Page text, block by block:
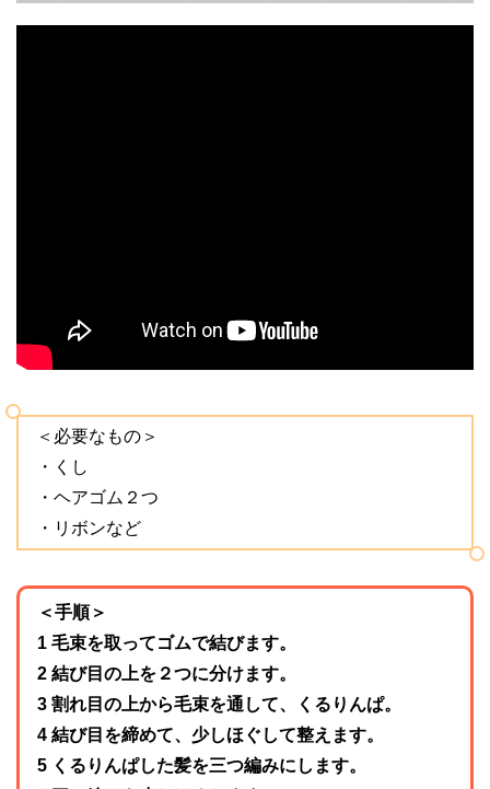
＜必要なもの＞
・くし
・ヘアゴム２つ
・リボンなど
＜手順＞
1 毛束を取ってゴムで結びます。
2 結び目の上を２つに分けます。
3 割れ目の上から毛束を通して、くるりんぱ。
4 結び目を締めて、少しほぐして整えます。
5 くるりんぱした髪を三つ編みにします。